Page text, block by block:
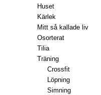
Huset
Kärlek
Mitt så kallade liv
Osorterat
Tilia
Träning
Crossfit
Löpning
Simning